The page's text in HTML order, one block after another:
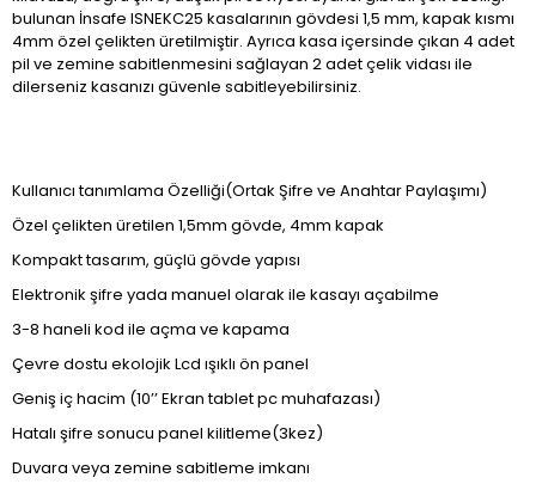
bulunan İnsafe ISNEKC25 kasalarının gövdesi 1,5 mm, kapak kısmı
4mm özel çelikten üretilmiştir. Ayrıca kasa içersinde çıkan 4 adet
pil ve zemine sabitlenmesini sağlayan 2 adet çelik vidası ile
dilerseniz kasanızı güvenle sabitleyebilirsiniz.
Kullanıcı tanımlama Özelliği(Ortak Şifre ve Anahtar Paylaşımı)
Özel çelikten üretilen 1,5mm gövde, 4mm kapak
Kompakt tasarım, güçlü gövde yapısı
Elektronik şifre yada manuel olarak ile kasayı açabilme
3-8 haneli kod ile açma ve kapama
Çevre dostu ekolojik Lcd ışıklı ön panel
Geniş iç hacim (10’’ Ekran tablet pc muhafazası)
Hatalı şifre sonucu panel kilitleme(3kez)
Duvara veya zemine sabitleme imkanı